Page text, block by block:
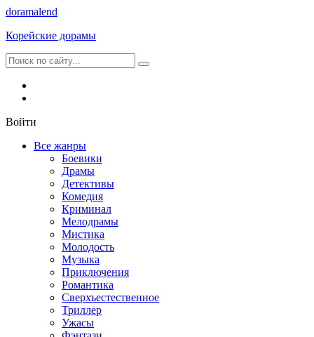
doramalend
Корейские дорамы
Войти
Все жанры
Боевики
Драмы
Детективы
Комедия
Криминал
Мелодрамы
Мистика
Молодость
Музыка
Приключения
Романтика
Сверхъестественное
Триллер
Ужасы